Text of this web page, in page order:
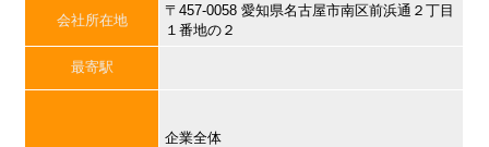
会社所在地
〒457-0058 愛知県名古屋市南区前浜通２丁目
１番地の２
最寄駅
企業全体